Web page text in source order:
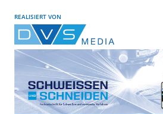
REALISIERT VON